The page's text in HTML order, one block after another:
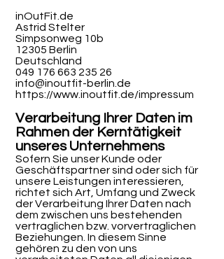
inOutFit.de
Astrid Stelter
Simpsonweg 10b
12305 Berlin
Deutschland
049 176 663 235 26
info@inoutfit-berlin.de
https://www.inoutfit.de/impressum
Verarbeitung Ihrer Daten im
Rahmen der Kerntätigkeit
unseres Unternehmens
Sofern Sie unser Kunde oder
Geschäftspartner sind oder sich für
unsere Leistungen interessieren,
richtet sich Art, Umfang und Zweck
der Verarbeitung Ihrer Daten nach
dem zwischen uns bestehenden
vertraglichen bzw. vorvertraglichen
Beziehungen. In diesem Sinne
gehören zu den von uns